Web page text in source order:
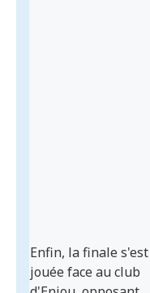
Enfin, la finale s'est
jouée face au club